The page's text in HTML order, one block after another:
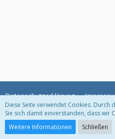
Datenschutzerklärung
Community-Software:
Diese Seite verwendet Cookies. Durch
Sie sich damit einverstanden, dass wir
Weitere Informationen
Schließen